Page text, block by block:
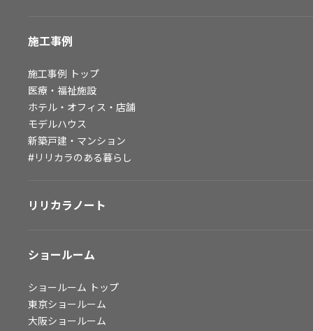
スペースソリューション事業
ファシリティソリューション事業
不動産投資開発事業
会社情報
採用情報
施工事例
施工事例 トップ
医療・福祉施設
ホテル・オフィス・店舗
モデルハウス
新築戸建・マンション
#リリカラのある暮らし
リリカラノート
ショールーム
ショールーム トップ
東京ショールーム
大阪ショールーム